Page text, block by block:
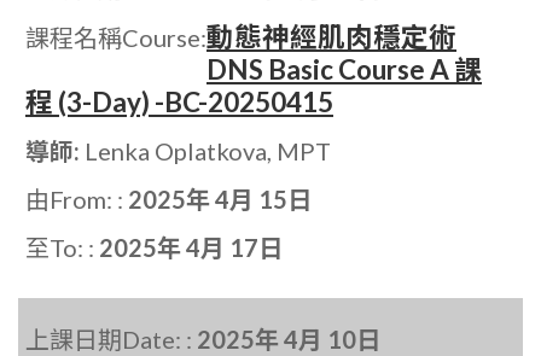
課程名稱Course:動態神經肌肉穩定術
DNS Basic Course A 課
程 (3-Day) -BC-20250415
導師: Lenka Oplatkova, MPT
由From: : 2025年 4月 15日
至To: : 2025年 4月 17日
上課日期Date: : 2025年 4月 10日